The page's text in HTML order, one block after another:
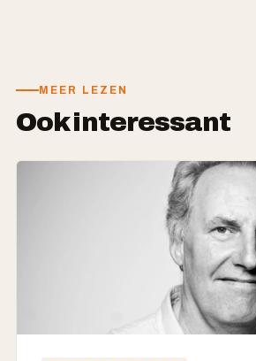
MEER LEZEN
Ook interessant